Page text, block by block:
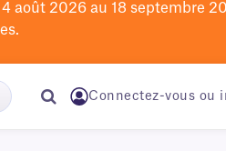
août 2026 au 18 septembre
Connectez-vous ou